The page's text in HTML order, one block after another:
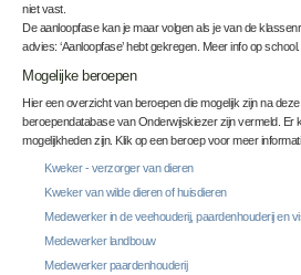
niet vast.
De aanloopfase kan je maar volgen als je van de
advies: ‘Aanloopfase’ hebt gekregen. Meer info op school.
Mogelijke beroepen
Hier een overzicht van beroepen die mogelijk zijn na
beroependatabase van Onderwijskiezer zijn vermeld. Er
mogelijkheden zijn. Klik op een beroep voor meer
Kweker - verzorger van dieren
Kweker van wilde dieren of huisdieren
Medewerker in de veehouderij, paardenhouderij en
Medewerker landbouw
Medewerker paardenhouderij